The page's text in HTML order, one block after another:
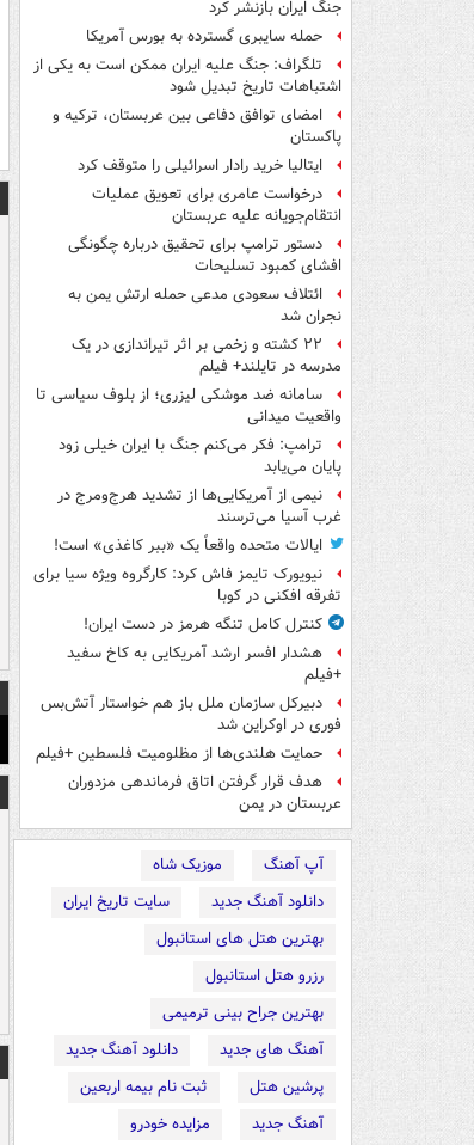
جنگ ایران بازنشر کرد
حمله سایبری گسترده به بورس آمریکا
تلگراف: جنگ علیه ایران ممکن است به یکی از
اشتباهات تاریخ تبدیل شود
امضای توافق دفاعی بین عربستان، ترکیه و
پاکستان
ایتالیا خرید رادار اسرائیلی را متوقف کرد
درخواست عامری برای تعویق عملیات
انتقام‌جویانه علیه عربستان
دستور ترامپ برای تحقیق درباره چگونگی
افشای کمبود تسلیحات
ائتلاف سعودی مدعی حمله ارتش یمن به
نجران شد
۲۲ کشته و زخمی بر اثر تیراندازی در یک
مدرسه در تایلند+ فیلم
سامانه ضد موشکی لیزری؛ از بلوف سیاسی تا
واقعیت میدانی
ترامپ: فکر می‌کنم جنگ با ایران خیلی زود
پایان می‌یابد
نیمی از آمریکایی‌ها از تشدید هرج‌ومرج در
غرب آسیا می‌ترسند
ایالات متحده واقعاً یک «ببر کاغذی» است!
نیویورک تایمز فاش کرد: کارگروه ویژه سیا برای
تفرقه افکنی در کوبا
کنترل کامل تنگه هرمز در دست ایران!
هشدار افسر ارشد آمریکایی به کاخ سفید
+فیلم
دبیرکل سازمان ملل باز هم خواستار آتش‌بس
فوری در اوکراین شد
حمایت هلندی‌ها از مظلومیت فلسطین +فیلم
هدف قرار گرفتن اتاق‌ فرماندهی مزدوران
عربستان در یمن
آپ آهنگ
موزیک شاه
دانلود آهنگ جدید
سایت تاریخ ایران
بهترین هتل های استانبول
رزرو هتل استانبول
بهترین جراح بینی ترمیمی
آهنگ های جدید
دانلود آهنگ جدید
پرشین هتل
ثبت نام بیمه اربعین
آهنگ جدید
مزایده خودرو